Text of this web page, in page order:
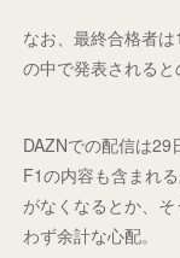
なお、最終合格者は
の中で発表されると
DAZNでの配信は29
F1の内容も含まれ
がなくなるとか、
わず余計な心配。